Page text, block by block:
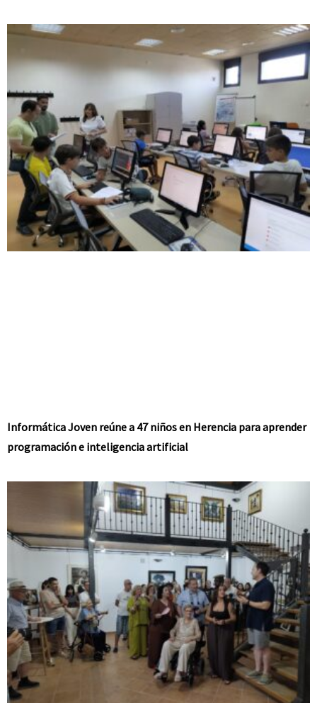
Informática Joven reúne a 47 niños en Herencia para aprender
programación e inteligencia artificial